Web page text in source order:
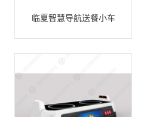
临夏智慧导航送餐小车